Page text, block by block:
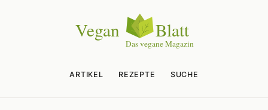
ARTIKEL REZEPTE SUCHE